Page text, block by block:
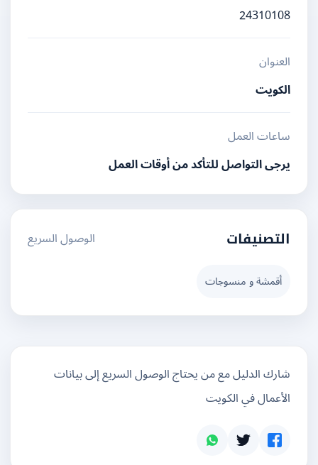
24310108
العنوان
الكويت
ساعات العمل
يرجى التواصل للتأكد من أوقات العمل
التصنيفات الوصول السريع
أقمشة و منسوجات
شارك الدليل مع من يحتاج الوصول السريع إلى بيانات
الأعمال في الكويت